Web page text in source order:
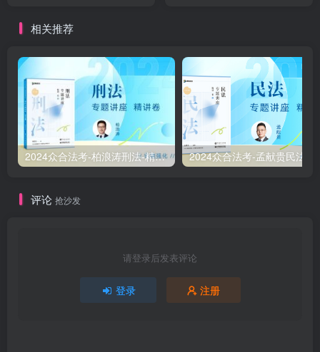
相关推荐
2024众合法考-柏浪涛刑法-精讲卷pdf电子版（附视频1-76全）
评论 抢沙发
请登录后发表评论
登录 注册